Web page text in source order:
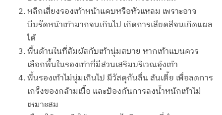
หลีกเสี่ยงรองเท้าหน้าแคบหรือหัวแหลม เพราะอาจ
บีบรัดหน้าเท้ามากจนเกินไป เกิดการเสียดสีจนเกิดแผล
ได้
พื้นด้านในที่สัมผัสกับเท้านุ่มสบาย หากเท้าแบนควร
เลือกพื้นในรองเท้าที่มีส่วนเสริมบริเวณอุ้งเท้า
พื้นรองเท้าไม่นุ่มเกินไป มีวัสดุกันลื่น ส้นเตี้ย เพื่อลดการ
เกร็งของกล้ามเนื้อ และป้องกันการลงน้ำหนักเท้าไม่
เหมาะสม